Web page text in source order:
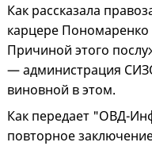
Как рассказала
карцере Пономаренко
Причиной этого
— администрация
виновной в этом.
Как передает "ОВД-
повторное